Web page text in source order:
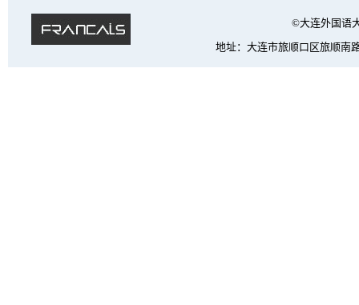
©大连外国语
地址：大连市旅顺口区旅顺南